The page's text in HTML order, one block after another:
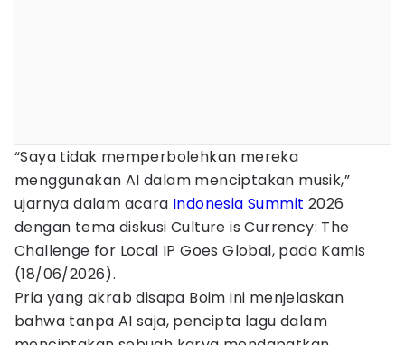
“Saya tidak memperbolehkan mereka
menggunakan AI dalam menciptakan musik,”
ujarnya dalam acara Indonesia Summit 2026
dengan tema diskusi Culture is Currency: The
Challenge for Local IP Goes Global, pada Kamis
(18/06/2026).
Pria yang akrab disapa Boim ini menjelaskan
bahwa tanpa AI saja, pencipta lagu dalam